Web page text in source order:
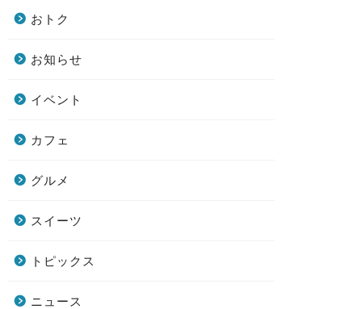
おトク
お知らせ
イベント
カフェ
グルメ
スイーツ
トピックス
ニュース